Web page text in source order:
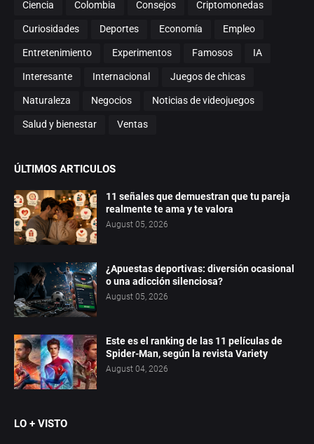
Ciencia Colombia Consejos Criptomonedas
Curiosidades Deportes Economía Empleo
Entretenimiento Experimentos Famosos IA
Interesante Internacional Juegos de chicas
Naturaleza Negocios Noticias de videojuegos
Salud y bienestar Ventas
ÚLTIMOS ARTICULOS
11 señales que demuestran que tu pareja
realmente te ama y te valora
August 05, 2026
¿Apuestas deportivas: diversión ocasional
o una adicción silenciosa?
August 05, 2026
Este es el ranking de las 11 películas de
Spider-Man, según la revista Variety
August 04, 2026
LO + VISTO